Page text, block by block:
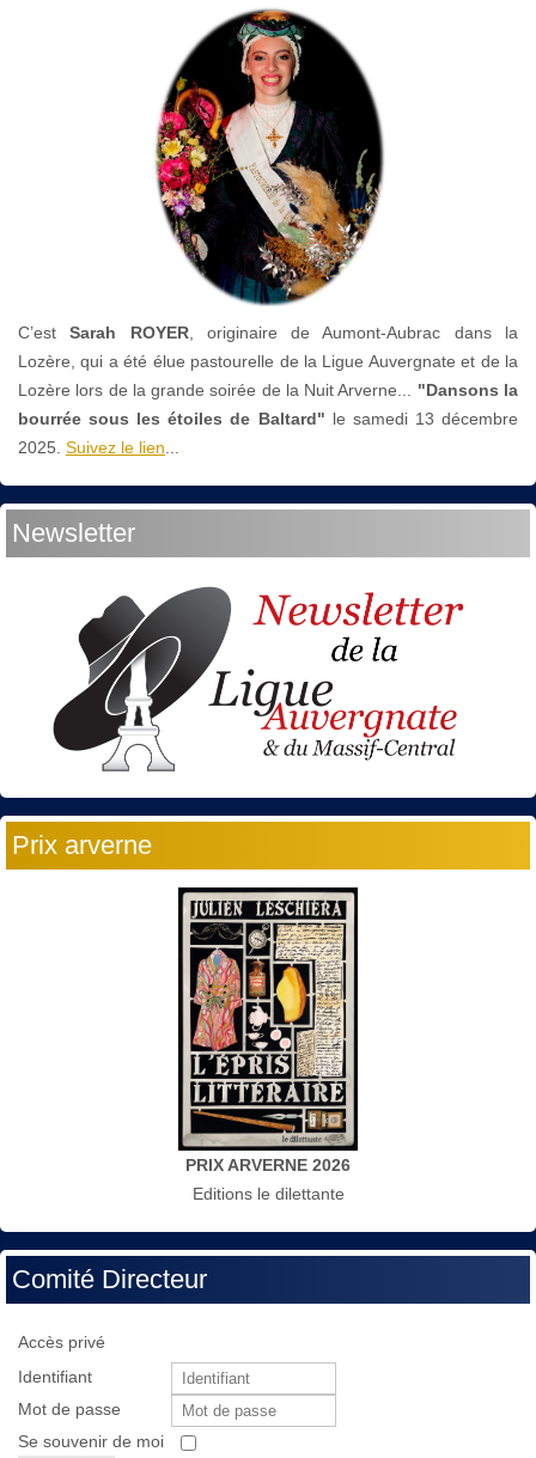
C’estSarah ROYER, originaire de Aumont-Aubrac dans la
Lozère, qui a été élue pastourelle de la Ligue Auvergnate et de la
Lozère lors de la grande soirée de la Nuit Arverne...
"Dansons la
bourrée sous les étoiles de Baltard" le samedi 13 décembre
2025. Suivez le lien
Newsletter
Prix arverne
PRIX ARVERNE 2026
Editions le dilettante
Comité Directeur
Accès privé
Identifiant
Mot de passe
Se souvenir de moi